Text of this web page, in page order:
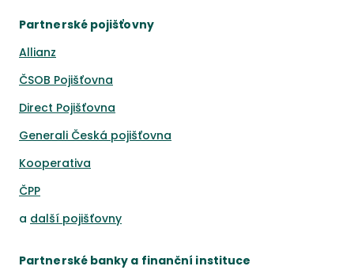
Partnerské pojišťovny
Allianz
ČSOB Pojišťovna
Direct Pojišťovna
Generali Česká pojišťovna
Kooperativa
ČPP
a další pojišťovny
Partnerské banky a finanční instituce